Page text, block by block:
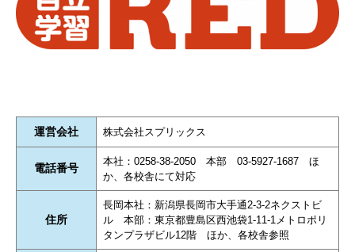
運営会社 株式会社スプリックス
電話番号
本社：0258-38-2050 本部 03-5927-1687 ほ
か、各校舎にて対応
住所
長岡本社：新潟県長岡市大手通2-3-2ネクストビ
ル 本部：東京都豊島区西池袋1-11-1メトロポリ
タンプラザビル12階 ほか、各校舎参照